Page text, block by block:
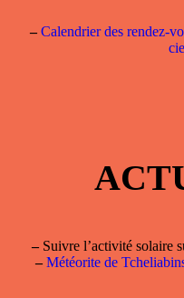
– Calendrier des rendez-
–Suivre l’activité solaire
– Météorite de